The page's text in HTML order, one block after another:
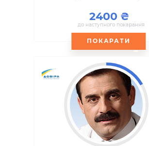
2400
до наступного покарання
ПОКАРАТИ